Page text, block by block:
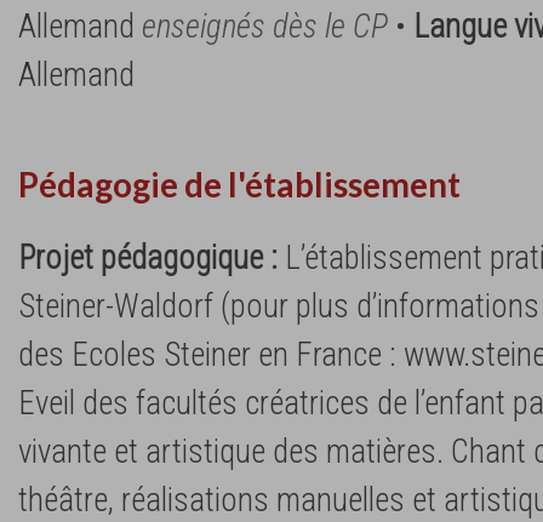
Allemand enseignés dès le CP • Langue
Allemand
Pédagogie de l'établissement
Projet pédagogique : L’établissement
Steiner-Waldorf (pour plus
des Ecoles Steiner en France :
Eveil des facultés créatrices de l’enfant
vivante et artistique des matières. Chant
théâtre, réalisations manuelles et